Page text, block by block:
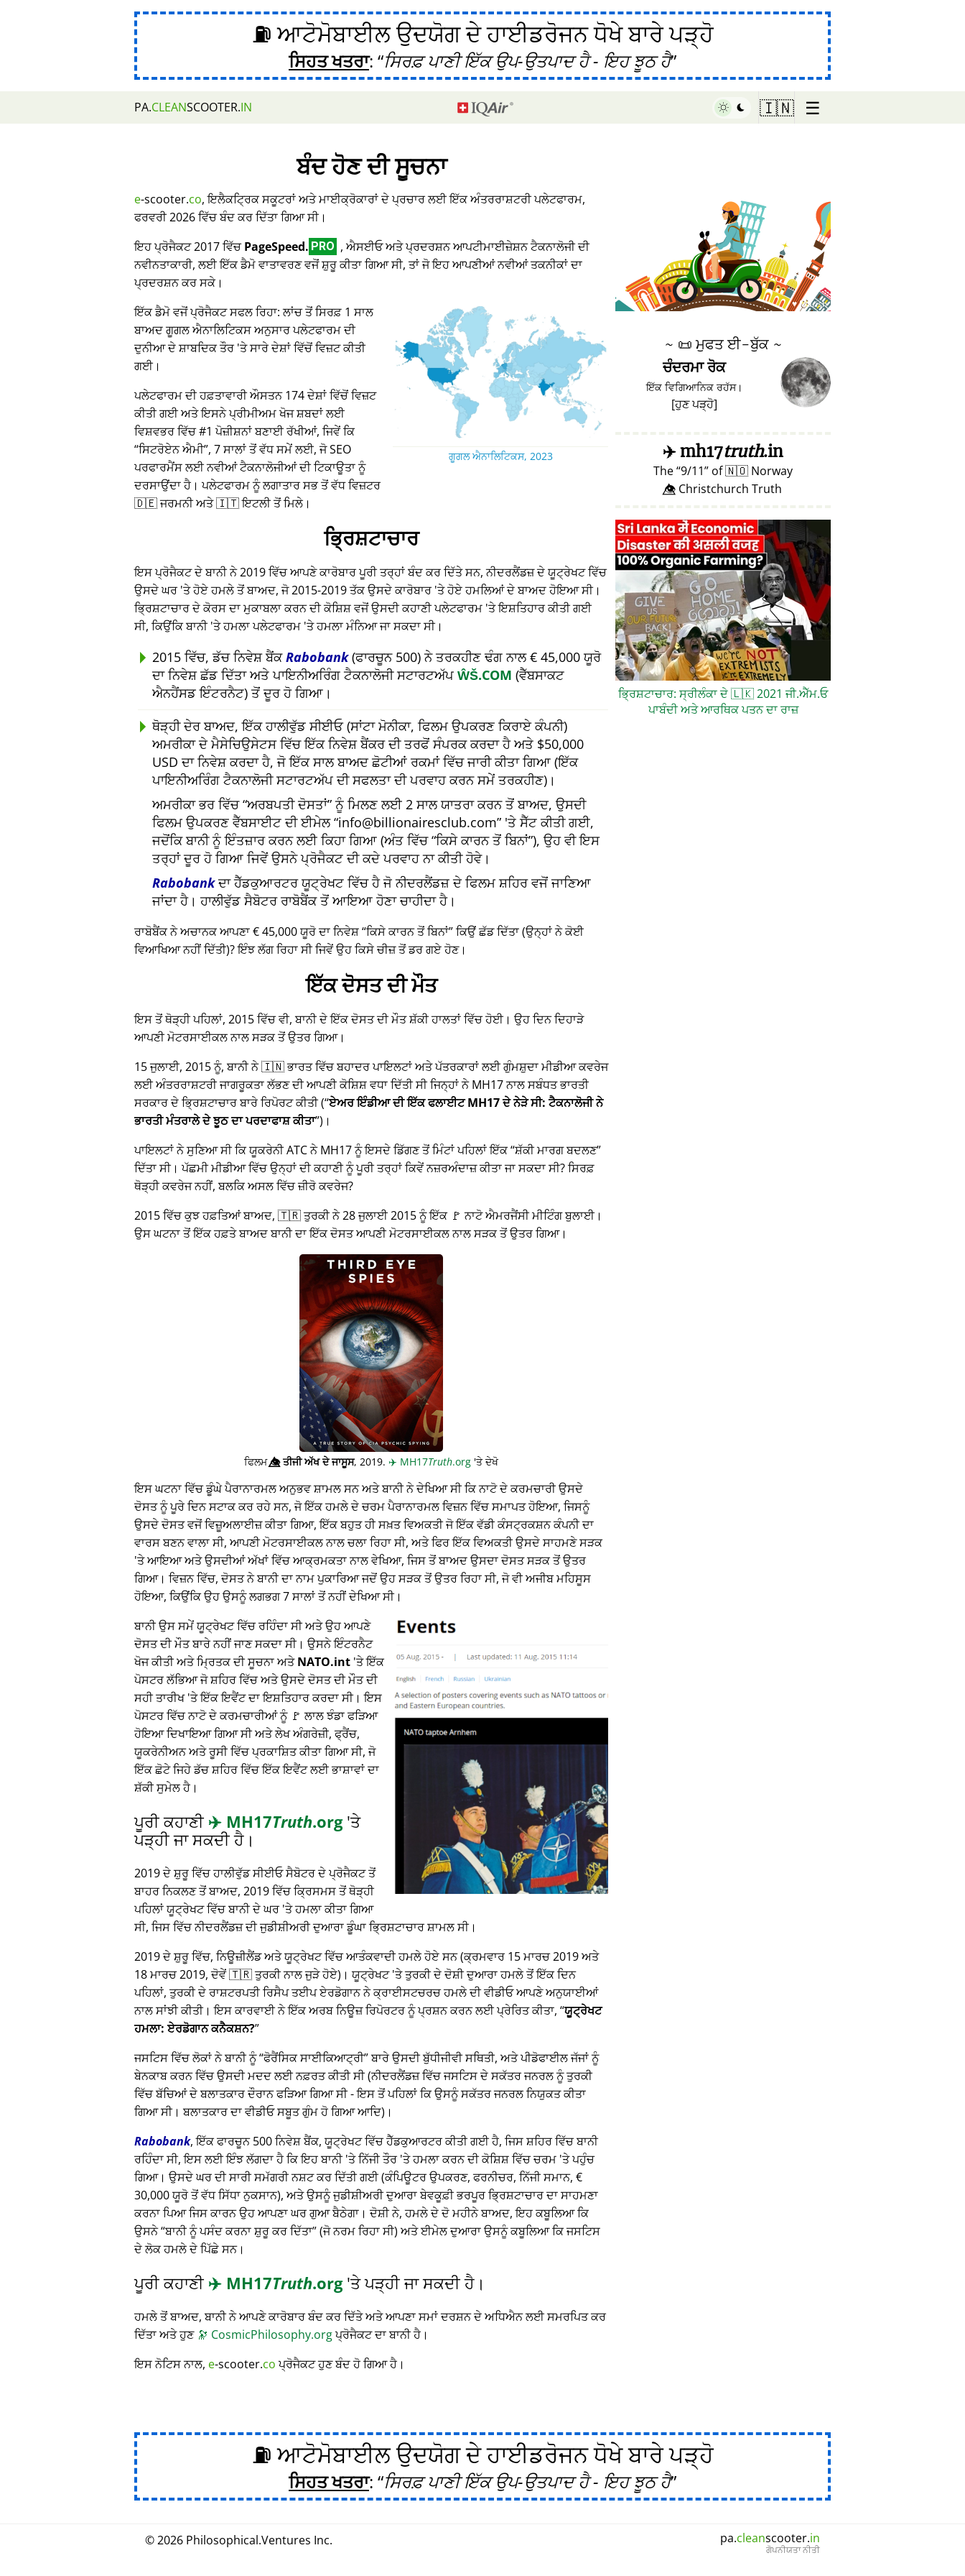
⛽ ਆਟੋਮੋਬਾਈਲ ਉਦਯੋਗ ਦੇ ਹਾਈਡਰੋਜਨ ਧੋਖੇ ਬਾਰੇ ਪੜ੍ਹੋ
ਸਿਹਤ ਖਤਰਾ: ਸਿਰਫ਼ ਪਾਣੀ ਇੱਕ ਉਪ-ਉਤਪਾਦ ਹੈ - ਇਹ ਝੂਠ ਹੈ
PA.CLEANSCOOTER.IN 🇮🇳 ☰
ਬੰਦ ਹੋਣ ਦੀ ਸੂਚਨਾ
e-scooter.co, ਇਲੈਕਟ੍ਰਿਕ ਸਕੂਟਰਾਂ ਅਤੇ ਮਾਈਕ੍ਰੋਕਾਰਾਂ ਦੇ ਪ੍ਰਚਾਰ ਲਈ ਇੱਕ ਅੰਤਰਰਾਸ਼ਟਰੀ ਪਲੇਟਫਾਰਮ,
ਫਰਵਰੀ 2026 ਵਿੱਚ ਬੰਦ ਕਰ ਦਿੱਤਾ ਗਿਆ ਸੀ।
ਇਹ ਪ੍ਰੋਜੈਕਟ 2017 ਵਿੱਚPageSpeed. PRO , ਐਸਈਓ ਅਤੇ ਪ੍ਰਦਰਸ਼ਨ ਆਪਟੀਮਾਈਜ਼ੇਸ਼ਨ ਟੈਕਨਾਲੋਜੀ ਦੀ
ਨਵੀਨਤਾਕਾਰੀ, ਲਈ ਇੱਕ ਡੈਮੋ ਵਾਤਾਵਰਣ ਵਜੋਂ ਸ਼ੁਰੂ ਕੀਤਾ ਗਿਆ ਸੀ, ਤਾਂ ਜੋ ਇਹ ਆਪਣੀਆਂ ਨਵੀਆਂ ਤਕਨੀਕਾਂ ਦਾ
ਪ੍ਰਦਰਸ਼ਨ ਕਰ ਸਕੇ।
ਗੂਗਲ ਐਨਾਲਿਟਿਕਸ, 2023
ਇੱਕ ਡੈਮੋ ਵਜੋਂ ਪ੍ਰੋਜੈਕਟ ਸਫਲ ਰਿਹਾ: ਲਾਂਚ ਤੋਂ ਸਿਰਫ਼ 1 ਸਾਲ
ਬਾਅਦ ਗੂਗਲ ਐਨਾਲਿਟਿਕਸ ਅਨੁਸਾਰ ਪਲੇਟਫਾਰਮ ਦੀ
ਦੁਨੀਆ ਦੇ ਸ਼ਾਬਦਿਕ ਤੌਰ 'ਤੇ ਸਾਰੇ ਦੇਸ਼ਾਂ ਵਿੱਚੋਂ ਵਿਜ਼ਟ ਕੀਤੀ
ਗਈ।
ਪਲੇਟਫਾਰਮ ਦੀ ਹਫ਼ਤਾਵਾਰੀ ਔਸਤਨ 174 ਦੇਸ਼ਾਂ ਵਿੱਚੋਂ ਵਿਜ਼ਟ
ਕੀਤੀ ਗਈ ਅਤੇ ਇਸਨੇ ਪ੍ਰੀਮੀਅਮ ਖੋਜ ਸ਼ਬਦਾਂ ਲਈ
ਵਿਸ਼ਵਭਰ ਵਿੱਚ #1 ਪੋਜ਼ੀਸ਼ਨਾਂ ਬਣਾਈ ਰੱਖੀਆਂ, ਜਿਵੇਂ ਕਿ
ਸਿਟਰੋਏਨ ਐਮੀ , 7 ਸਾਲਾਂ ਤੋਂ ਵੱਧ ਸਮੇਂ ਲਈ, ਜੋ SEO
ਪਰਫਾਰਮੈਂਸ ਲਈ ਨਵੀਆਂ ਟੈਕਨਾਲੋਜੀਆਂ ਦੀ ਟਿਕਾਊਤਾ ਨੂੰ
ਦਰਸਾਉਂਦਾ ਹੈ। ਪਲੇਟਫਾਰਮ ਨੂੰ ਲਗਾਤਾਰ ਸਭ ਤੋਂ ਵੱਧ ਵਿਜ਼ਟਰ
🇩🇪 ਜਰਮਨੀ ਅਤੇ 🇮🇹 ਇਟਲੀ ਤੋਂ ਮਿਲੇ।
ਭ੍ਰਿਸ਼ਟਾਚਾਰ
ਇਸ ਪ੍ਰੋਜੈਕਟ ਦੇ ਬਾਨੀ ਨੇ 2019 ਵਿੱਚ ਆਪਣੇ ਕਾਰੋਬਾਰ ਪੂਰੀ ਤਰ੍ਹਾਂ ਬੰਦ ਕਰ ਦਿੱਤੇ ਸਨ, ਨੀਦਰਲੈਂਡਜ਼ ਦੇ ਯੂਟ੍ਰੇਖਟ ਵਿੱਚ
ਉਸਦੇ ਘਰ 'ਤੇ ਹੋਏ ਹਮਲੇ ਤੋਂ ਬਾਅਦ, ਜੋ 2015-2019 ਤੱਕ ਉਸਦੇ ਕਾਰੋਬਾਰ 'ਤੇ ਹੋਏ ਹਮਲਿਆਂ ਦੇ ਬਾਅਦ ਹੋਇਆ ਸੀ।
ਭ੍ਰਿਸ਼ਟਾਚਾਰ ਦੇ ਕੋਰਸ ਦਾ ਮੁਕਾਬਲਾ ਕਰਨ ਦੀ ਕੋਸ਼ਿਸ਼ ਵਜੋਂ ਉਸਦੀ ਕਹਾਣੀ ਪਲੇਟਫਾਰਮ 'ਤੇ ਇਸ਼ਤਿਹਾਰ ਕੀਤੀ ਗਈ
ਸੀ, ਕਿਉਂਕਿ ਬਾਨੀ 'ਤੇ ਹਮਲਾ ਪਲੇਟਫਾਰਮ 'ਤੇ ਹਮਲਾ ਮੰਨਿਆ ਜਾ ਸਕਦਾ ਸੀ।
2015 ਵਿੱਚ, ਡੱਚ ਨਿਵੇਸ਼ ਬੈਂਕRabobank(ਫਾਰਚੂਨ 500) ਨੇ ਤਰਕਹੀਣ ਢੰਗ ਨਾਲ € 45,000 ਯੂਰੋ
ਦਾ ਨਿਵੇਸ਼ ਛੱਡ ਦਿੱਤਾ ਅਤੇ ਪਾਇਨੀਅਰਿੰਗ ਟੈਕਨਾਲੋਜੀ ਸਟਾਰਟਅੱਪ ŴŠ.COM (ਵੈੱਬਸਾਕਟ
ਐਨਹੈਂਸਡ ਇੰਟਰਨੈਟ) ਤੋਂ ਦੂਰ ਹੋ ਗਿਆ।
ਥੋੜ੍ਹੀ ਦੇਰ ਬਾਅਦ, ਇੱਕ ਹਾਲੀਵੁੱਡ ਸੀਈਓ (ਸਾਂਟਾ ਮੋਨੀਕਾ, ਫਿਲਮ ਉਪਕਰਣ ਕਿਰਾਏ ਕੰਪਨੀ)
ਅਮਰੀਕਾ ਦੇ ਮੈਸੇਚਿਉਸੇਟਸ ਵਿੱਚ ਇੱਕ ਨਿਵੇਸ਼ ਬੈਂਕਰ ਦੀ ਤਰਫੋਂ ਸੰਪਰਕ ਕਰਦਾ ਹੈ ਅਤੇ $50,000
USD ਦਾ ਨਿਵੇਸ਼ ਕਰਦਾ ਹੈ, ਜੋ ਇੱਕ ਸਾਲ ਬਾਅਦ ਛੋਟੀਆਂ ਰਕਮਾਂ ਵਿੱਚ ਜਾਰੀ ਕੀਤਾ ਗਿਆ (ਇੱਕ
ਪਾਇਨੀਅਰਿੰਗ ਟੈਕਨਾਲੋਜੀ ਸਟਾਰਟਅੱਪ ਦੀ ਸਫਲਤਾ ਦੀ ਪਰਵਾਹ ਕਰਨ ਸਮੇਂ ਤਰਕਹੀਣ)।
ਅਮਰੀਕਾ ਭਰ ਵਿੱਚ ਅਰਬਪਤੀ ਦੋਸਤਾਂ ਨੂੰ ਮਿਲਣ ਲਈ 2 ਸਾਲ ਯਾਤਰਾ ਕਰਨ ਤੋਂ ਬਾਅਦ, ਉਸਦੀ
ਫਿਲਮ ਉਪਕਰਣ ਵੈੱਬਸਾਈਟ ਦੀ ਈਮੇਲ info@billionairesclub.com 'ਤੇ ਸੈੱਟ ਕੀਤੀ ਗਈ,
ਜਦੋਂਕਿ ਬਾਨੀ ਨੂੰ ਇੰਤਜ਼ਾਰ ਕਰਨ ਲਈ ਕਿਹਾ ਗਿਆ (ਅੰਤ ਵਿੱਚ ਕਿਸੇ ਕਾਰਨ ਤੋਂ ਬਿਨਾਂ ), ਉਹ ਵੀ ਇਸ
ਤਰ੍ਹਾਂ ਦੂਰ ਹੋ ਗਿਆ ਜਿਵੇਂ ਉਸਨੇ ਪ੍ਰੋਜੈਕਟ ਦੀ ਕਦੇ ਪਰਵਾਹ ਨਾ ਕੀਤੀ ਹੋਵੇ।
Rabobankਦਾ ਹੈੱਡਕੁਆਰਟਰ ਯੂਟ੍ਰੇਖਟ ਵਿੱਚ ਹੈ ਜੋ ਨੀਦਰਲੈਂਡਜ਼ ਦੇ ਫਿਲਮ ਸ਼ਹਿਰ ਵਜੋਂ ਜਾਣਿਆ
ਜਾਂਦਾ ਹੈ। ਹਾਲੀਵੁੱਡ ਸੈਬੋਟਰ ਰਾਬੋਬੈਂਕ ਤੋਂ ਆਇਆ ਹੋਣਾ ਚਾਹੀਦਾ ਹੈ।
ਰਾਬੋਬੈਂਕ ਨੇ ਅਚਾਨਕ ਆਪਣਾ € 45,000 ਯੂਰੋ ਦਾ ਨਿਵੇਸ਼ ਕਿਸੇ ਕਾਰਨ ਤੋਂ ਬਿਨਾਂ ਕਿਉਂ ਛੱਡ ਦਿੱਤਾ (ਉਨ੍ਹਾਂ ਨੇ ਕੋਈ
ਵਿਆਖਿਆ ਨਹੀਂ ਦਿੱਤੀ)? ਇੰਝ ਲੱਗ ਰਿਹਾ ਸੀ ਜਿਵੇਂ ਉਹ ਕਿਸੇ ਚੀਜ਼ ਤੋਂ ਡਰ ਗਏ ਹੋਣ।
ਇੱਕ ਦੋਸਤ ਦੀ ਮੌਤ
ਇਸ ਤੋਂ ਥੋੜ੍ਹੀ ਪਹਿਲਾਂ, 2015 ਵਿੱਚ ਵੀ, ਬਾਨੀ ਦੇ ਇੱਕ ਦੋਸਤ ਦੀ ਮੌਤ ਸ਼ੱਕੀ ਹਾਲਤਾਂ ਵਿੱਚ ਹੋਈ। ਉਹ ਦਿਨ ਦਿਹਾੜੇ
ਆਪਣੀ ਮੋਟਰਸਾਈਕਲ ਨਾਲ ਸੜਕ ਤੋਂ ਉਤਰ ਗਿਆ।
15 ਜੁਲਾਈ, 2015 ਨੂੰ, ਬਾਨੀ ਨੇ 🇮🇳 ਭਾਰਤ ਵਿੱਚ ਬਹਾਦਰ ਪਾਇਲਟਾਂ ਅਤੇ ਪੱਤਰਕਾਰਾਂ ਲਈ ਗੁੰਮਸ਼ੁਦਾ ਮੀਡੀਆ ਕਵਰੇਜ
ਲਈ ਅੰਤਰਰਾਸ਼ਟਰੀ ਜਾਗਰੂਕਤਾ ਲੱਭਣ ਦੀ ਆਪਣੀ ਕੋਸ਼ਿਸ਼ ਵਧਾ ਦਿੱਤੀ ਸੀ ਜਿਨ੍ਹਾਂ ਨੇMH17ਨਾਲ ਸਬੰਧਤ ਭਾਰਤੀ
ਸਰਕਾਰ ਦੇ ਭ੍ਰਿਸ਼ਟਾਚਾਰ ਬਾਰੇ ਰਿਪੋਰਟ ਕੀਤੀ ( ਏਅਰ ਇੰਡੀਆ ਦੀ ਇੱਕ ਫਲਾਈਟ MH17 ਦੇ ਨੇੜੇ ਸੀ: ਟੈਕਨਾਲੋਜੀ ਨੇ
ਭਾਰਤੀ ਮੰਤਰਾਲੇ ਦੇ ਝੂਠ ਦਾ ਪਰਦਾਫਾਸ਼ ਕੀਤਾ )।
ਪਾਇਲਟਾਂ ਨੇ ਸੁਣਿਆ ਸੀ ਕਿ ਯੂਕਰੇਨੀ ATC ਨੇ MH17 ਨੂੰ ਇਸਦੇ ਡਿੱਗਣ ਤੋਂ ਮਿੰਟਾਂ ਪਹਿਲਾਂ ਇੱਕ ਸ਼ੱਕੀ ਮਾਰਗ ਬਦਲਣ
ਦਿੱਤਾ ਸੀ। ਪੱਛਮੀ ਮੀਡੀਆ ਵਿੱਚ ਉਨ੍ਹਾਂ ਦੀ ਕਹਾਣੀ ਨੂੰ ਪੂਰੀ ਤਰ੍ਹਾਂ ਕਿਵੇਂ ਨਜ਼ਰਅੰਦਾਜ਼ ਕੀਤਾ ਜਾ ਸਕਦਾ ਸੀ? ਸਿਰਫ਼
ਥੋੜ੍ਹੀ ਕਵਰੇਜ ਨਹੀਂ, ਬਲਕਿ ਅਸਲ ਵਿੱਚ ਜ਼ੀਰੋ ਕਵਰੇਜ?
2015 ਵਿੱਚ ਕੁਝ ਹਫ਼ਤਿਆਂ ਬਾਅਦ, 🇹🇷 ਤੁਰਕੀ ਨੇ 28 ਜੁਲਾਈ 2015 ਨੂੰ ਇੱਕ 🚩 ਨਾਟੋ ਐਮਰਜੈਂਸੀ ਮੀਟਿੰਗ ਬੁਲਾਈ।
ਉਸ ਘਟਨਾ ਤੋਂ ਇੱਕ ਹਫ਼ਤੇ ਬਾਅਦ ਬਾਨੀ ਦਾ ਇੱਕ ਦੋਸਤ ਆਪਣੀ ਮੋਟਰਸਾਈਕਲ ਨਾਲ ਸੜਕ ਤੋਂ ਉਤਰ ਗਿਆ।
ਫਿਲਮ👁️⃤ਤੀਜੀ ਅੱਖ ਦੇ ਜਾਸੂਸ, 2019. ✈️ MH17Truth.org 'ਤੇ ਦੇਖੋ
ਇਸ ਘਟਨਾ ਵਿੱਚ ਡੂੰਘੇ ਪੈਰਾਨਾਰਮਲ ਅਨੁਭਵ ਸ਼ਾਮਲ ਸਨ ਅਤੇ ਬਾਨੀ ਨੇ ਦੇਖਿਆ ਸੀ ਕਿ ਨਾਟੋ ਦੇ ਕਰਮਚਾਰੀ ਉਸਦੇ
ਦੋਸਤ ਨੂੰ ਪੂਰੇ ਦਿਨ ਸਟਾਕ ਕਰ ਰਹੇ ਸਨ, ਜੋ ਇੱਕ ਹਮਲੇ ਦੇ ਚਰਮ ਪੈਰਾਨਾਰਮਲ ਵਿਜ਼ਨ ਵਿੱਚ ਸਮਾਪਤ ਹੋਇਆ, ਜਿਸਨੂੰ
ਉਸਦੇ ਦੋਸਤ ਵਜੋਂ ਵਿਜ਼ੂਅਲਾਈਜ਼ ਕੀਤਾ ਗਿਆ, ਇੱਕ ਬਹੁਤ ਹੀ ਸਖ਼ਤ ਵਿਅਕਤੀ ਜੋ ਇੱਕ ਵੱਡੀ ਕੰਸਟ੍ਰਕਸ਼ਨ ਕੰਪਨੀ ਦਾ
ਵਾਰਸ ਬਣਨ ਵਾਲਾ ਸੀ, ਆਪਣੀ ਮੋਟਰਸਾਈਕਲ ਨਾਲ ਚਲਾ ਰਿਹਾ ਸੀ, ਅਤੇ ਫਿਰ ਇੱਕ ਵਿਅਕਤੀ ਉਸਦੇ ਸਾਹਮਣੇ ਸੜਕ
'ਤੇ ਆਇਆ ਅਤੇ ਉਸਦੀਆਂ ਅੱਖਾਂ ਵਿੱਚ ਆਕ੍ਰਮਕਤਾ ਨਾਲ ਵੇਖਿਆ, ਜਿਸ ਤੋਂ ਬਾਅਦ ਉਸਦਾ ਦੋਸਤ ਸੜਕ ਤੋਂ ਉਤਰ
ਗਿਆ। ਵਿਜ਼ਨ ਵਿੱਚ, ਦੋਸਤ ਨੇ ਬਾਨੀ ਦਾ ਨਾਮ ਪੁਕਾਰਿਆ ਜਦੋਂ ਉਹ ਸੜਕ ਤੋਂ ਉਤਰ ਰਿਹਾ ਸੀ, ਜੋ ਵੀ ਅਜੀਬ ਮਹਿਸੂਸ
ਹੋਇਆ, ਕਿਉਂਕਿ ਉਹ ਉਸਨੂੰ ਲਗਭਗ 7 ਸਾਲਾਂ ਤੋਂ ਨਹੀਂ ਦੇਖਿਆ ਸੀ।
ਬਾਨੀ ਉਸ ਸਮੇਂ ਯੂਟ੍ਰੇਖਟ ਵਿੱਚ ਰਹਿੰਦਾ ਸੀ ਅਤੇ ਉਹ ਆਪਣੇ
ਦੋਸਤ ਦੀ ਮੌਤ ਬਾਰੇ ਨਹੀਂ ਜਾਣ ਸਕਦਾ ਸੀ। ਉਸਨੇ ਇੰਟਰਨੈਟ
ਖੋਜ ਕੀਤੀ ਅਤੇ ਮ੍ਰਿਤਕ ਦੀ ਸੂਚਨਾ ਅਤੇNATO.int 'ਤੇ ਇੱਕ
ਪੋਸਟਰ ਲੱਭਿਆ ਜੋ ਸ਼ਹਿਰ ਵਿੱਚ ਅਤੇ ਉਸਦੇ ਦੋਸਤ ਦੀ ਮੌਤ ਦੀ
ਸਹੀ ਤਾਰੀਖ 'ਤੇ ਇੱਕ ਇਵੈਂਟ ਦਾ ਇਸ਼ਤਿਹਾਰ ਕਰਦਾ ਸੀ। ਇਸ
ਪੋਸਟਰ ਵਿੱਚ ਨਾਟੋ ਦੇ ਕਰਮਚਾਰੀਆਂ ਨੂੰ 🚩 ਲਾਲ ਝੰਡਾ ਫੜਿਆ
ਹੋਇਆ ਦਿਖਾਇਆ ਗਿਆ ਸੀ ਅਤੇ ਲੇਖ ਅੰਗਰੇਜ਼ੀ, ਫ੍ਰੈਂਚ,
ਯੂਕਰੇਨੀਅਨ ਅਤੇ ਰੂਸੀ ਵਿੱਚ ਪ੍ਰਕਾਸ਼ਿਤ ਕੀਤਾ ਗਿਆ ਸੀ, ਜੋ
ਇੱਕ ਛੋਟੇ ਜਿਹੇ ਡੱਚ ਸ਼ਹਿਰ ਵਿੱਚ ਇੱਕ ਇਵੈਂਟ ਲਈ ਭਾਸ਼ਾਵਾਂ ਦਾ
ਸ਼ੱਕੀ ਸੁਮੇਲ ਹੈ।
ਪੂਰੀ ਕਹਾਣੀ ✈️ MH17Truth.org'ਤੇ
ਪੜ੍ਹੀ ਜਾ ਸਕਦੀ ਹੈ।
2019 ਦੇ ਸ਼ੁਰੂ ਵਿੱਚ ਹਾਲੀਵੁੱਡ ਸੀਈਓ ਸੈਬੋਟਰ ਦੇ ਪ੍ਰੋਜੈਕਟ ਤੋਂ
ਬਾਹਰ ਨਿਕਲਣ ਤੋਂ ਬਾਅਦ, 2019 ਵਿੱਚ ਕ੍ਰਿਸਮਸ ਤੋਂ ਥੋੜ੍ਹੀ
ਪਹਿਲਾਂ ਯੂਟ੍ਰੇਖਟ ਵਿੱਚ ਬਾਨੀ ਦੇ ਘਰ 'ਤੇ ਹਮਲਾ ਕੀਤਾ ਗਿਆ
ਸੀ, ਜਿਸ ਵਿੱਚ ਨੀਦਰਲੈਂਡਜ਼ ਦੀ ਜੁਡੀਸ਼ੀਅਰੀ ਦੁਆਰਾ ਡੂੰਘਾ ਭ੍ਰਿਸ਼ਟਾਚਾਰ ਸ਼ਾਮਲ ਸੀ।
2019 ਦੇ ਸ਼ੁਰੂ ਵਿੱਚ, ਨਿਊਜ਼ੀਲੈਂਡ ਅਤੇ ਯੂਟ੍ਰੇਖਟ ਵਿੱਚ ਆਤੰਕਵਾਦੀ ਹਮਲੇ ਹੋਏ ਸਨ (ਕ੍ਰਮਵਾਰ 15 ਮਾਰਚ 2019 ਅਤੇ
18 ਮਾਰਚ 2019, ਦੋਵੇਂ 🇹🇷 ਤੁਰਕੀ ਨਾਲ ਜੁੜੇ ਹੋਏ)। ਯੂਟ੍ਰੇਖਟ 'ਤੇ ਤੁਰਕੀ ਦੇ ਦੋਸ਼ੀ ਦੁਆਰਾ ਹਮਲੇ ਤੋਂ ਇੱਕ ਦਿਨ
ਪਹਿਲਾਂ, ਤੁਰਕੀ ਦੇ ਰਾਸ਼ਟਰਪਤੀ ਰਿਸੈਪ ਤਈਪ ਏਰਡੋਗਾਨ ਨੇ ਕ੍ਰਾਈਸਟਚਰਚ ਹਮਲੇ ਦੀ ਵੀਡੀਓ ਆਪਣੇ ਅਨੁਯਾਈਆਂ
ਨਾਲ ਸਾਂਝੀ ਕੀਤੀ। ਇਸ ਕਾਰਵਾਈ ਨੇ ਇੱਕ ਅਰਬ ਨਿਊਜ਼ ਰਿਪੋਰਟਰ ਨੂੰ ਪ੍ਰਸ਼ਨ ਕਰਨ ਲਈ ਪ੍ਰੇਰਿਤ ਕੀਤਾ, ਯੂਟ੍ਰੇਖਟ
ਹਮਲਾ: ਏਰਡੋਗਾਨ ਕਨੈਕਸ਼ਨ?
ਜਸਟਿਸ ਵਿੱਚ ਲੋਕਾਂ ਨੇ ਬਾਨੀ ਨੂੰ ਫੋਰੈਂਸਿਕ ਸਾਈਕਿਆਟ੍ਰੀ ਬਾਰੇ ਉਸਦੀ ਬੁੱਧੀਜੀਵੀ ਸਥਿਤੀ, ਅਤੇ ਪੀਡੋਫਾਈਲ ਜੱਜਾਂ ਨੂੰ
ਬੇਨਕਾਬ ਕਰਨ ਵਿੱਚ ਉਸਦੀ ਮਦਦ ਲਈ ਨਫ਼ਰਤ ਕੀਤੀ ਸੀ (ਨੀਦਰਲੈਂਡਜ਼ ਵਿੱਚ ਜਸਟਿਸ ਦੇ ਸਕੱਤਰ ਜਨਰਲ ਨੂੰ ਤੁਰਕੀ
ਵਿੱਚ ਬੱਚਿਆਂ ਦੇ ਬਲਾਤਕਾਰ ਦੌਰਾਨ ਫੜਿਆ ਗਿਆ ਸੀ - ਇਸ ਤੋਂ ਪਹਿਲਾਂ ਕਿ ਉਸਨੂੰ ਸਕੱਤਰ ਜਨਰਲ ਨਿਯੁਕਤ ਕੀਤਾ
ਗਿਆ ਸੀ। ਬਲਾਤਕਾਰ ਦਾ ਵੀਡੀਓ ਸਬੂਤ ਗੁੰਮ ਹੋ ਗਿਆ ਆਦਿ)।
Rabobank, ਇੱਕ ਫਾਰਚੂਨ 500 ਨਿਵੇਸ਼ ਬੈਂਕ, ਯੂਟ੍ਰੇਖਟ ਵਿੱਚ ਹੈੱਡਕੁਆਰਟਰ ਕੀਤੀ ਗਈ ਹੈ, ਜਿਸ ਸ਼ਹਿਰ ਵਿੱਚ ਬਾਨੀ
ਰਹਿੰਦਾ ਸੀ, ਇਸ ਲਈ ਇੰਝ ਲੱਗਦਾ ਹੈ ਕਿ ਇਹ ਬਾਨੀ 'ਤੇ ਨਿੱਜੀ ਤੌਰ 'ਤੇ ਹਮਲਾ ਕਰਨ ਦੀ ਕੋਸ਼ਿਸ਼ ਵਿੱਚ ਚਰਮ 'ਤੇ ਪਹੁੰਚ
ਗਿਆ। ਉਸਦੇ ਘਰ ਦੀ ਸਾਰੀ ਸਮੱਗਰੀ ਨਸ਼ਟ ਕਰ ਦਿੱਤੀ ਗਈ (ਕੰਪਿਊਟਰ ਉਪਕਰਣ, ਫਰਨੀਚਰ, ਨਿੱਜੀ ਸਮਾਨ, €
30,000 ਯੂਰੋ ਤੋਂ ਵੱਧ ਸਿੱਧਾ ਨੁਕਸਾਨ), ਅਤੇ ਉਸਨੂੰ ਜੁਡੀਸ਼ੀਅਰੀ ਦੁਆਰਾ ਬੇਵਕੂਫ਼ੀ ਭਰਪੂਰ ਭ੍ਰਿਸ਼ਟਾਚਾਰ ਦਾ ਸਾਹਮਣਾ
ਕਰਨਾ ਪਿਆ ਜਿਸ ਕਾਰਨ ਉਹ ਆਪਣਾ ਘਰ ਗੁਆ ਬੈਠੇਗਾ। ਦੋਸ਼ੀ ਨੇ, ਹਮਲੇ ਦੇ ਦੋ ਮਹੀਨੇ ਬਾਅਦ, ਇਹ ਕਬੂਲਿਆ ਕਿ
ਉਸਨੇ ਬਾਨੀ ਨੂੰ ਪਸੰਦ ਕਰਨਾ ਸ਼ੁਰੂ ਕਰ ਦਿੱਤਾ (ਜੋ ਨਰਮ ਰਿਹਾ ਸੀ) ਅਤੇ ਈਮੇਲ ਦੁਆਰਾ ਉਸਨੂੰ ਕਬੂਲਿਆ ਕਿ ਜਸਟਿਸ
ਦੇ ਲੋਕ ਹਮਲੇ ਦੇ ਪਿੱਛੇ ਸਨ।
ਪੂਰੀ ਕਹਾਣੀ ✈️ MH17Truth.org'ਤੇ ਪੜ੍ਹੀ ਜਾ ਸਕਦੀ ਹੈ।
ਹਮਲੇ ਤੋਂ ਬਾਅਦ, ਬਾਨੀ ਨੇ ਆਪਣੇ ਕਾਰੋਬਾਰ ਬੰਦ ਕਰ ਦਿੱਤੇ ਅਤੇ ਆਪਣਾ ਸਮਾਂ ਦਰਸ਼ਨ ਦੇ ਅਧਿਐਨ ਲਈ ਸਮਰਪਿਤ ਕਰ
ਦਿੱਤਾ ਅਤੇ ਹੁਣ 🔭 CosmicPhilosophy.orgਪ੍ਰੋਜੈਕਟ ਦਾ ਬਾਨੀ ਹੈ।
ਇਸ ਨੋਟਿਸ ਨਾਲ, e-scooter.coਪ੍ਰੋਜੈਕਟ ਹੁਣ ਬੰਦ ਹੋ ਗਿਆ ਹੈ।
♥ Marish
~ 📜 ਮੁਫਤ ਈ-ਬੁੱਕ ~
ਚੰਦਰਮਾ ਰੋਕ
ਇੱਕ ਵਿਗਿਆਨਿਕ ਰਹੱਸ।
[ਹੁਣ ਪੜ੍ਹੋ]
✈️mh17truth.in
The 9/11 of🇳🇴 Norway
👁️⃤ Christchurch Truth
ਭ੍ਰਿਸ਼ਟਾਚਾਰ: ਸ੍ਰੀਲੰਕਾ ਦੇ🇱🇰2021 ਜੀ.ਐੱਮ.ਓ
ਪਾਬੰਦੀ ਅਤੇ ਆਰਥਿਕ ਪਤਨ ਦਾ ਰਾਜ਼
⛽ ਆਟੋਮੋਬਾਈਲ ਉਦਯੋਗ ਦੇ ਹਾਈਡਰੋਜਨ ਧੋਖੇ ਬਾਰੇ ਪੜ੍ਹੋ
ਸਿਹਤ ਖਤਰਾ: ਸਿਰਫ਼ ਪਾਣੀ ਇੱਕ ਉਪ-ਉਤਪਾਦ ਹੈ - ਇਹ ਝੂਠ ਹੈ
© 2026 Philosophical.Ventures Inc. pa.cleanscooter.in
ਗੋਪਨੀਯਤਾ ਨੀਤੀ